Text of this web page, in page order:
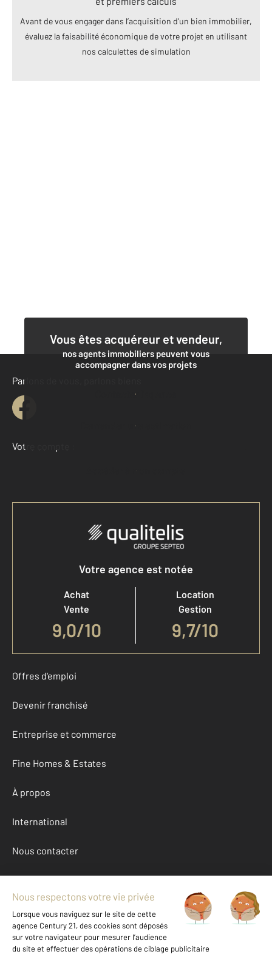
Avant de vous engager dans l’acquisition d’un bien immobilier,
évaluez la faisabilité économique de votre projet en utilisant
nos calculettes de simulation
Vous êtes acquéreur et vendeur,
nos agents immobiliers peuvent vous
accompagner dans vos projets
Contacter l'agence
Demander une estimation
Parlons de vous, parlons biens
Votre compte :
Accéder à mon compte
Votre agence est notée
Achat
Vente
9,0/10
Location
Gestion
9,7/10
Offres d'emploi
Devenir franchisé
Entreprise et commerce
Fine Homes & Estates
À propos
International
Nous contacter
Mentions légales & CGU et Barèmes d'honoraires
Données personnelles
Gestionnaire des cookies